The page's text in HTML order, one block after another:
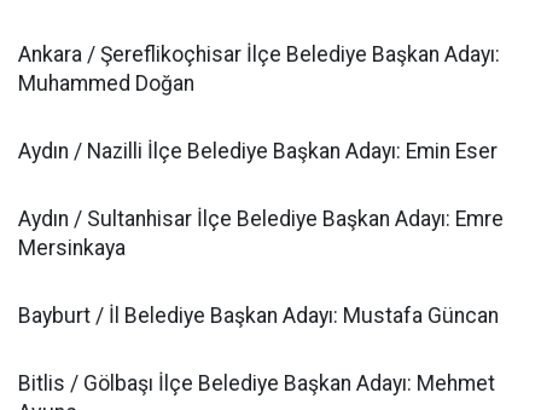
Ankara / Şereflikoçhisar İlçe Belediye Başkan Adayı:
Muhammed Doğan
Aydın / Nazilli İlçe Belediye Başkan Adayı: Emin Eser
Aydın / Sultanhisar İlçe Belediye Başkan Adayı: Emre
Mersinkaya
Bayburt / İl Belediye Başkan Adayı: Mustafa Güncan
Bitlis / Gölbaşı İlçe Belediye Başkan Adayı: Mehmet